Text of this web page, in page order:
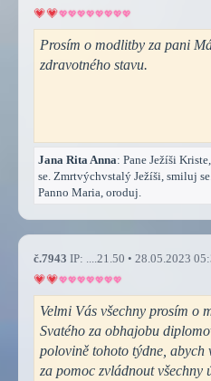
Prosím o modlitby za pani
zdravotného stavu.
Jana Rita Anna: Pane Ježíši
se. Zmrtvýchvstalý Ježíši, smiluj
Panno Maria, oroduj.
č.7943 IP: ....21.50 • 28.05.2023
Velmi Vás všechny prosím o
Svatého za obhajobu
polovině tohoto týdne, abych
za pomoc zvládnout všechny